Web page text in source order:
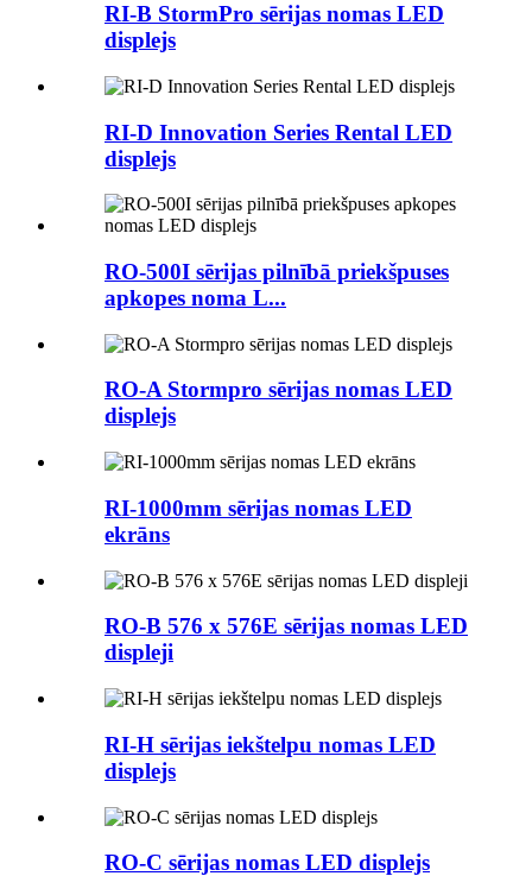
RI-B StormPro sērijas nomas LED
displejs
RI-D Innovation Series Rental LED
displejs
RO-500I sērijas pilnībā priekšpuses
apkopes noma L...
RO-A Stormpro sērijas nomas LED
displejs
RI-1000mm sērijas nomas LED
ekrāns
RO-B 576 x 576E sērijas nomas LED
displeji
RI-H sērijas iekštelpu nomas LED
displejs
RO-C sērijas nomas LED displejs